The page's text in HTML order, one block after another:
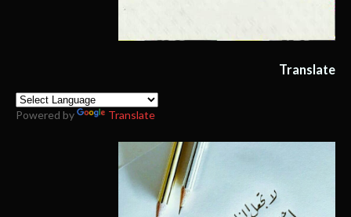
Translate
Powered by Translate